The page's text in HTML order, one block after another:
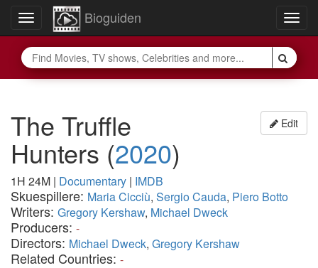
Toggle
navigation
Bioguiden
Edit
The Truffle
Hunters (2020)
1H 24M | Documentary | IMDB
Skuespillere: Maria Cicciù, Sergio Cauda, Piero Botto
Writers: Gregory Kershaw, Michael Dweck
Producers: -
Directors: Michael Dweck, Gregory Kershaw
Related Countries: -